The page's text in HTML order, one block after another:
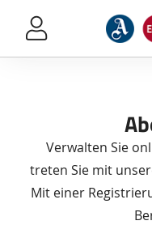
Verwalten Sie
treten Sie mit
Mit einer